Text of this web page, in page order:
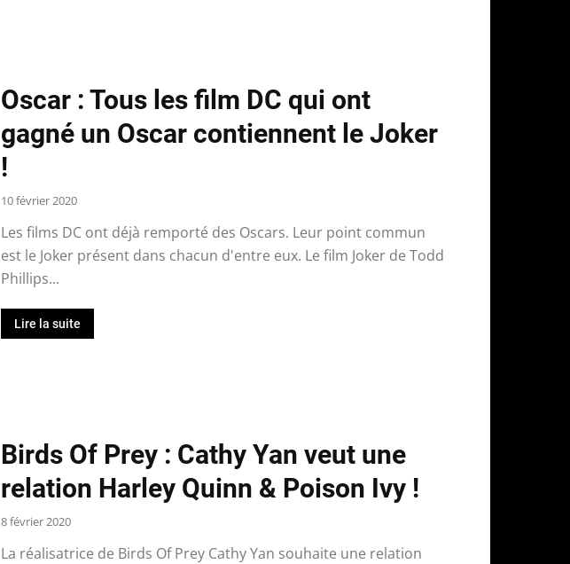
Oscar : Tous les film DC qui ont
gagné un Oscar contiennent le Joker
!
10 février 2020
Les films DC ont déjà remporté des Oscars. Leur point commun
est le Joker présent dans chacun d'entre eux. Le film Joker de Todd
Phillips...
Lire la suite
Birds Of Prey : Cathy Yan veut une
relation Harley Quinn & Poison Ivy !
8 février 2020
La réalisatrice de Birds Of Prey Cathy Yan souhaite une relation